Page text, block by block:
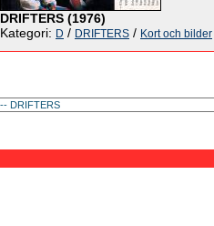
DRIFTERS (1976)
Kategori: D / DRIFTERS / Kort och bilder